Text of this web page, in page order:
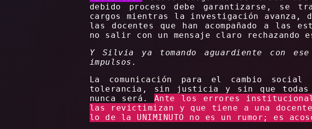
debido proceso debe garantizarse, se
cargos mientras la investigación avanza,
las docentes que han acompañado a
no salir con un mensaje claro rechazando
Y Silvia ya tomando aguardiente con
impulsos.
La comunicación para el cambio
tolerancia, sin justicia y sin que todas
nunca será. Ante los errores
las revictimizan y que tiene a una
lo de la UNIMINUTO no es un rumor; es